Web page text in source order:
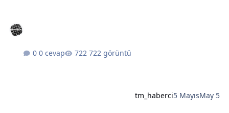
0 cevap 722 görüntü
tm_haberci5 MayısMay 5